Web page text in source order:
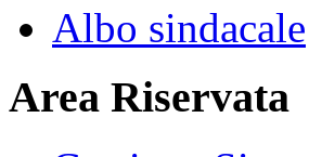
Albo sindacale
Area Riservata